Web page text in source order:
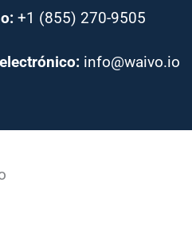
+1 (855) 270-9505
info@waivo.io